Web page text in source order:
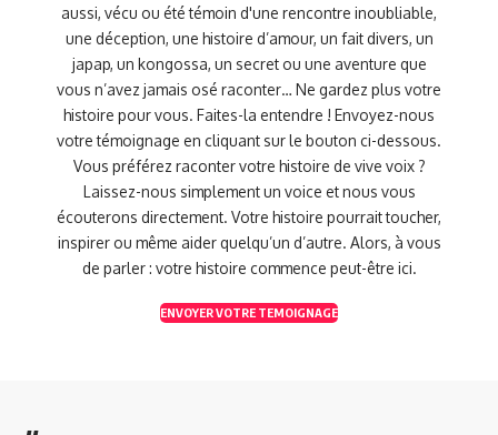
aussi, vécu ou été témoin d'une rencontre inoubliable,
une déception, une histoire d’amour, un fait divers, un
japap, un kongossa, un secret ou une aventure que
vous n’avez jamais osé raconter… Ne gardez plus votre
histoire pour vous. Faites-la entendre ! Envoyez-nous
votre témoignage en cliquant sur le bouton ci-dessous.
Vous préférez raconter votre histoire de vive voix ?
Laissez-nous simplement un voice et nous vous
écouterons directement. Votre histoire pourrait toucher,
inspirer ou même aider quelqu’un d’autre. Alors, à vous
de parler : votre histoire commence peut-être ici.
ENVOYER VOTRE TEMOIGNAGE